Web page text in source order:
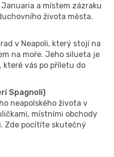
a místem zázraku
života města.
v Neapoli, který stojí na
na moře. Jeho silueta je
které vás po příletu do
Spagnoli)
neapolského života v
místními obchody
Zde pocítíte skutečný